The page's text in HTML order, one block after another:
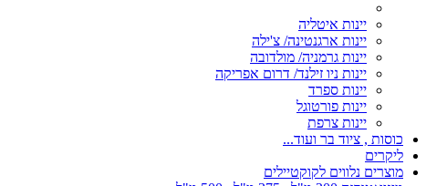
יינות איטליה
יינות ארגנטינה/ צ'ילה
יינות גרמניה/ מולדובה
יינות ניו זילנד/ דרום אפריקה
יינות ספרד
יינות פורטוגל
יינות צרפת
כוסות , ציוד בר ועוד...
ליקרים
מוצרים נלווים לקוקטיילים